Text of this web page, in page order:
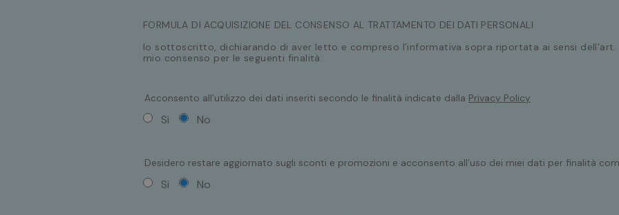
FORMULA DI ACQUISIZIONE DEL CONSENSO AL TRATTAMENTO DEI DATI PERSONALI
Io sottoscritto, dichiarando di aver letto e compreso l’informativa sopra riportata ai sensi dell'art.
mio consenso per le seguenti finalità:
Acconsento all’utilizzo dei dati inseriti secondo le finalità indicate dalla Privacy Policy
Si No
Desidero restare aggiornato sugli sconti e promozioni e acconsento all’uso dei miei dati per finalità
Si No